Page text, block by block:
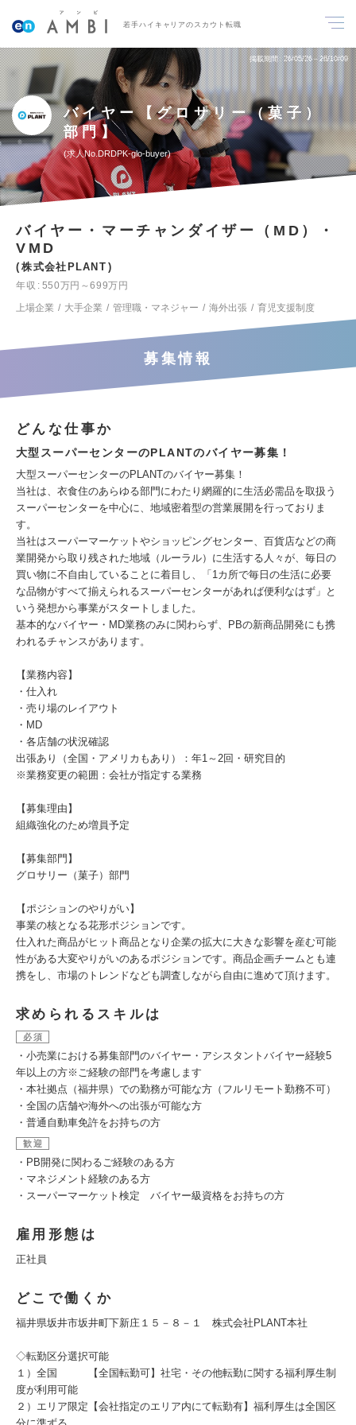
若手ハイキャリアのスカウト転職
掲載期間 26/05/26～26/10/09
バイヤー【グロサリー（菓子）
部門】
求人No.DRDPK-glo-buyer
バイヤー・マーチャンダイザー（MD）・
VMD
株式会社PLANT
年収
550万円～699万円
上場企業
大手企業 管理職・マネジャー 海外出張 育児支援制度
募集情報
どんな仕事か
大型スーパーセンターのPLANTのバイヤー募集！
大型スーパーセンターのPLANTのバイヤー募集！
当社は、衣食住のあらゆる部門にわたり網羅的に生活必需品を取扱う
スーパーセンターを中心に、地域密着型の営業展開を行っておりま
す。
当社はスーパーマーケットやショッピングセンター、百貨店などの商
業開発から取り残された地域（ルーラル）に生活する人々が、毎日の
買い物に不自由していることに着目し、「1カ所で毎日の生活に必要
な品物がすべて揃えられるスーパーセンターがあれば便利なはず」と
いう発想から事業がスタートしました。
基本的なバイヤー・MD業務のみに関わらず、PBの新商品開発にも携
われるチャンスがあります。
【業務内容】
・仕入れ
・売り場のレイアウト
・MD
・各店舗の状況確認
出張あり（全国・アメリカもあり）：年1～2回・研究目的
※業務変更の範囲：会社が指定する業務
【募集理由】
組織強化のため増員予定
【募集部門】
グロサリー（菓子）部門
【ポジションのやりがい】
事業の核となる花形ポジションです。
仕入れた商品がヒット商品となり企業の拡大に大きな影響を産む可能
性がある大変やりがいのあるポジションです。商品企画チームとも連
携をし、市場のトレンドなども調査しながら自由に進めて頂けます。
求められるスキルは
必須
・小売業における募集部門のバイヤー・アシスタントバイヤー経験5
年以上の方※ご経験の部門を考慮します
・本社拠点（福井県）での勤務が可能な方（フルリモート勤務不可）
・全国の店舗や海外への出張が可能な方
・普通自動車免許をお持ちの方
歓迎
・PB開発に関わるご経験のある方
・マネジメント経験のある方
・スーパーマーケット検定 バイヤー級資格をお持ちの方
雇用形態は
正社員
どこで働くか
福井県坂井市坂井町下新庄１５－８－１ 株式会社PLANT本社
◇転勤区分選択可能
１）全国 【全国転勤可】社宅・その他転勤に関する福利厚生制
度が利用可能
２）エリア限定【会社指定のエリア内にて転勤有】福利厚生は全国区